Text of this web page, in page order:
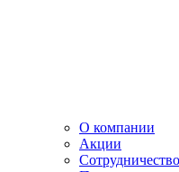
О компании
Акции
Сотрудничество